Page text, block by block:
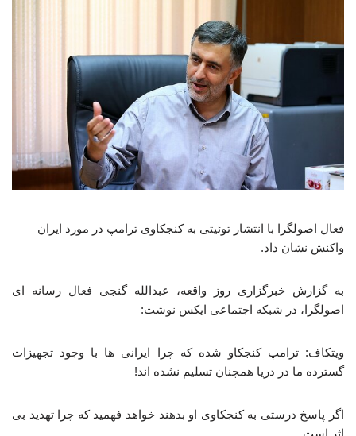
فعال اصولگرا با انتشار توئیتی به کنجکاوی ترامپ در مورد ایران
واکنش نشان داد.
به گزارش خبرگزاری روز واقعه، عبدالله گنجی فعال رسانه ای
اصولگرا، در شبکه اجتماعی ایکس نوشت:
ویتکاف: ترامپ کنجکاو شده که چرا ایرانی ها با وجود تجهیزات
گسترده ما در دریا همچنان تسلیم نشده اند!
اگر پاسخ درستی به کنجکاوی او بدهند خواهد فهمید که چرا تهدید بی
اثر است.